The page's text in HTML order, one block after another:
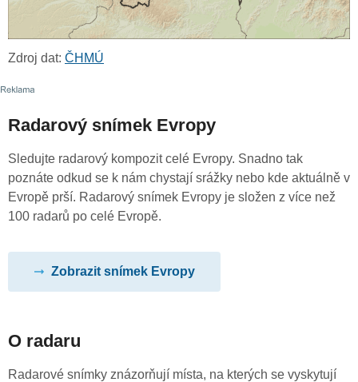
Zdroj dat: ČHMÚ
Radarový snímek Evropy
Sledujte radarový kompozit celé Evropy. Snadno tak
poznáte odkud se k nám chystají srážky nebo kde aktuálně v
Evropě prší. Radarový snímek Evropy je složen z více než
100 radarů po celé Evropě.
Zobrazit snímek Evropy
O radaru
Radarové snímky znázorňují místa, na kterých se vyskytují